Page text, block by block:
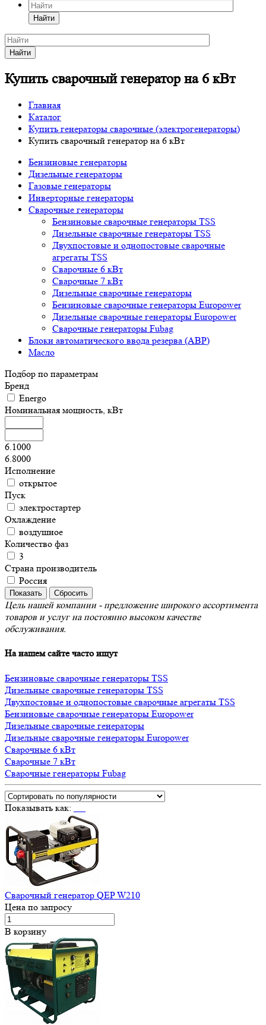
Найти
Найти
Купить сварочный генератор на 6 кВт
Главная
Каталог
Купить генераторы сварочные (электрогенераторы)
Купить сварочный генератор на 6 кВт
Бензиновые генераторы
Дизельные генераторы
Газовые генераторы
Инверторные генераторы
Сварочные генераторы
Бензиновые сварочные генераторы TSS
Дизельные сварочные генераторы TSS
Двухпостовые и однопостовые сварочные
агрегаты TSS
Сварочные 6 кВт
Сварочные 7 кВт
Дизельные сварочные генераторы
Бензиновые сварочные генераторы Europower
Дизельные сварочные генераторы Europower
Сварочные генераторы Fubag
Блоки автоматического ввода резерва (АВР)
Масло
Подбор по параметрам
Бренд
Energo
Номинальная мощность, кВт
6.1000
6.8000
Исполнение
открытое
Пуск
электростартер
Охлаждение
воздушное
Количество фаз
3
Страна производитель
Россия
Цель нашей компании - предложение широкого ассортимента
товаров и услуг на постоянно высоком качестве
обслуживания.
На нашем сайте часто ищут
Бензиновые сварочные генераторы TSS
Дизельные сварочные генераторы TSS
Двухпостовые и однопостовые сварочные агрегаты TSS
Бензиновые сварочные генераторы Europower
Дизельные сварочные генераторы
Дизельные сварочные генераторы Europower
Сварочные 6 кВт
Сварочные 7 кВт
Сварочные генераторы Fubag
Показывать как:
Сварочный генератор QEP W210
Цена по запросу
В корзину